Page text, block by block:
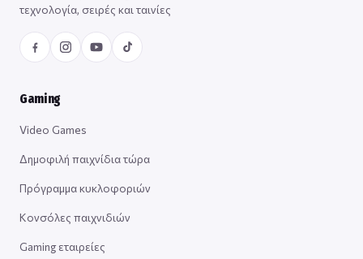
τεχνολογία, σειρές και ταινίες
Gaming
Video Games
Δημοφιλή παιχνίδια τώρα
Πρόγραμμα κυκλοφοριών
Κονσόλες παιχνιδιών
Gaming εταιρείες